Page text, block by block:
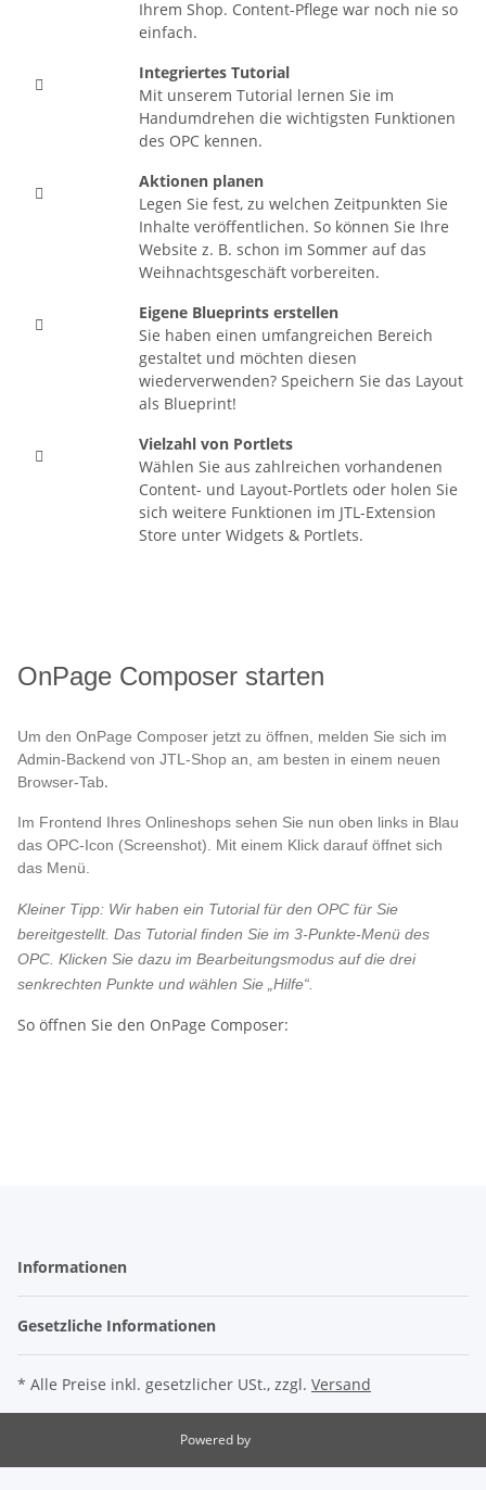
Ihrem Shop. Content-Pflege war noch nie so
einfach.

Integriertes Tutorial
Mit unserem Tutorial lernen Sie im
Handumdrehen die wichtigsten Funktionen
des OPC kennen.

Aktionen planen
Legen Sie fest, zu welchen Zeitpunkten Sie
Inhalte veröffentlichen. So können Sie Ihre
Website z. B. schon im Sommer auf das
Weihnachtsgeschäft vorbereiten.

Eigene Blueprints erstellen
Sie haben einen umfangreichen Bereich
gestaltet und möchten diesen
wiederverwenden? Speichern Sie das Layout
als Blueprint!

Vielzahl von Portlets
Wählen Sie aus zahlreichen vorhandenen
Content- und Layout-Portlets oder holen Sie
sich weitere Funktionen im JTL-Extension
Store unter Widgets & Portlets.
OnPage Composer starten
Um den OnPage Composer jetzt zu öffnen, melden Sie sich im
Admin-Backend von JTL-Shop an, am besten in einem neuen
Browser-Tab.
Im Frontend Ihres Onlineshops sehen Sie nun oben links in Blau
das OPC-Icon (Screenshot). Mit einem Klick darauf öffnet sich
das Menü.
Kleiner Tipp: Wir haben ein Tutorial für den OPC für Sie
bereitgestellt. Das Tutorial finden Sie im 3-Punkte-Menü des
OPC. Klicken Sie dazu im Bearbeitungsmodus auf die drei
senkrechten Punkte und wählen Sie „Hilfe“.
So öffnen Sie den OnPage Composer:
Informationen
Gesetzliche Informationen
* Alle Preise inkl. gesetzlicher USt., zzgl. Versand
Powered by